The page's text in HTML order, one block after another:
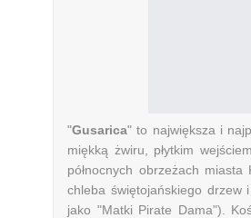
"Gusarica" ​​to największa i
miękką żwiru, płytkim
północnych obrzeżach
chleba świętojańskiego drzew
jako "Matki Pirate Dama").